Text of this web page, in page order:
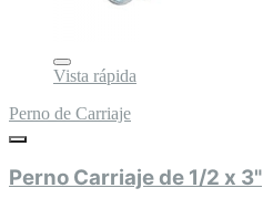
Vista rápida
Perno de Carriaje
Perno Carriaje de 1/2 x 3"